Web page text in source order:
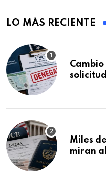
LO MÁS RECIENTE
Cambio
Miles
miran